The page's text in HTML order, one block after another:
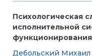
Психологическая
исполнительной
функционирования
Дебольский Михаил